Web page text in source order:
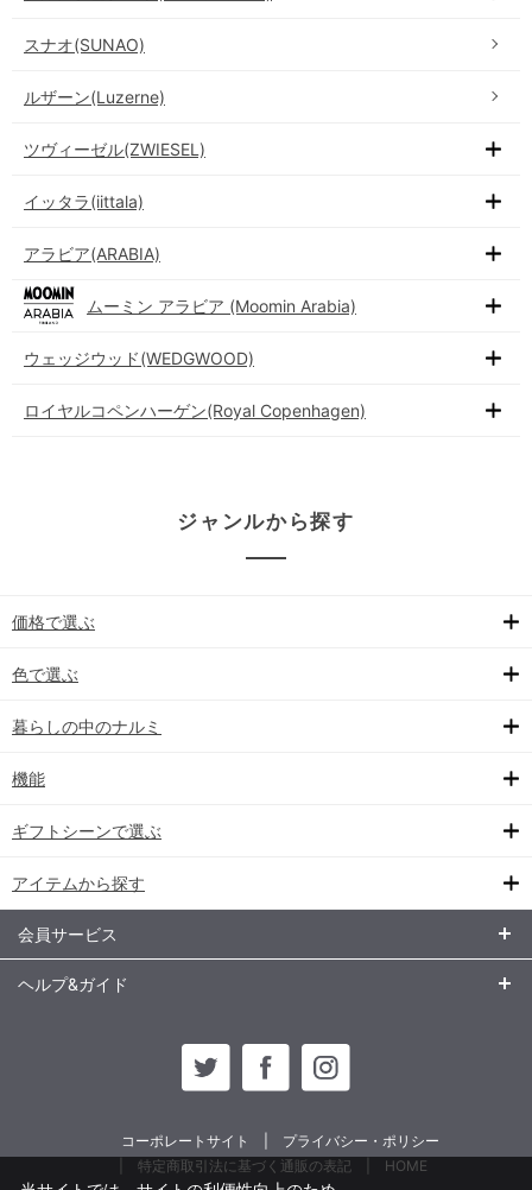
スナオ(SUNAO)
ルザーン(Luzerne)
ツヴィーゼル(ZWIESEL)
イッタラ(iittala)
アラビア(ARABIA)
ムーミン アラビア (Moomin Arabia)
ウェッジウッド(WEDGWOOD)
ロイヤルコペンハーゲン(Royal Copenhagen)
ジャンルから探す
価格で選ぶ
色で選ぶ
暮らしの中のナルミ
機能
ギフトシーンで選ぶ
アイテムから探す
会員サービス
ヘルプ&ガイド
コーポレートサイト
プライバシー・ポリシー
特定商取引法に基づく通販の表記
HOME